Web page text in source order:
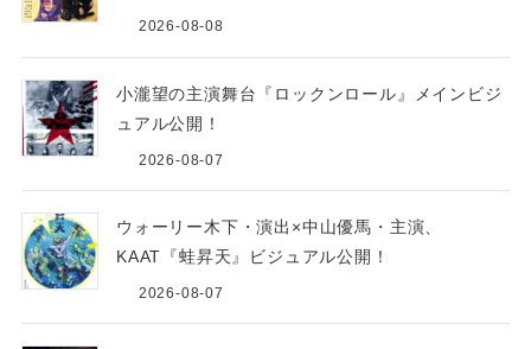
2026-08-08
小瀧望の主演舞台『ロックンロール』メインビジ
ュアル公開！
2026-08-07
ウォーリー木下・演出×中山優馬・主演、
KAAT『蛙昇天』ビジュアル公開！
2026-08-07